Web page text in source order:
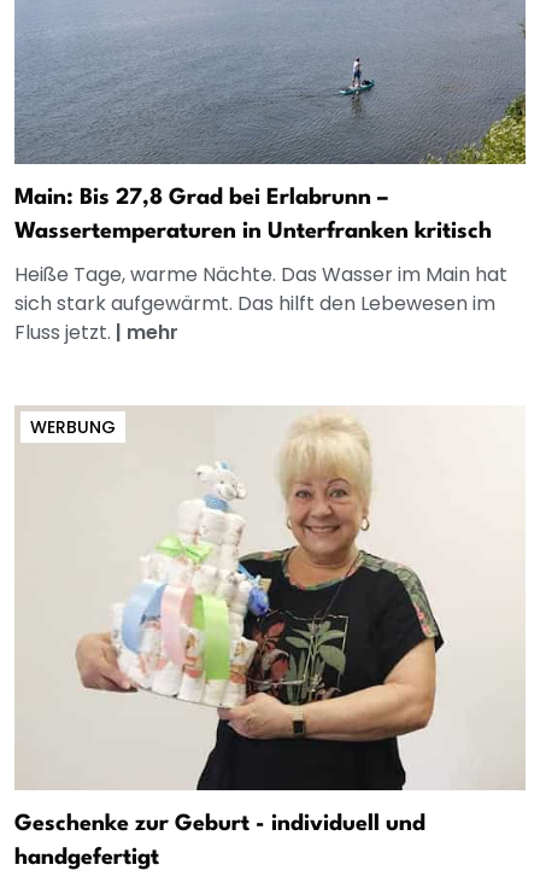
Main: Bis 27,8 Grad bei Erlabrunn –
Wassertemperaturen in Unterfranken kritisch
Heiße Tage, warme Nächte. Das Wasser im Main hat
sich stark aufgewärmt. Das hilft den Lebewesen im
Fluss jetzt. | mehr
WERBUNG
Geschenke zur Geburt - individuell und
handgefertigt